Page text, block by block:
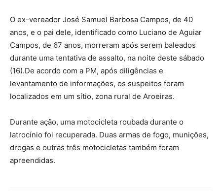
O ex-vereador José Samuel Barbosa Campos, de 40
anos, e o pai dele, identificado como Luciano de Aguiar
Campos, de 67 anos, morreram após serem baleados
durante uma tentativa de assalto, na noite deste sábado
(16).De acordo com a PM, após diligências e
levantamento de informações, os suspeitos foram
localizados em um sítio, zona rural de Aroeiras.
Durante ação, uma motocicleta roubada durante o
latrocínio foi recuperada. Duas armas de fogo, munições,
drogas e outras três motocicletas também foram
apreendidas.